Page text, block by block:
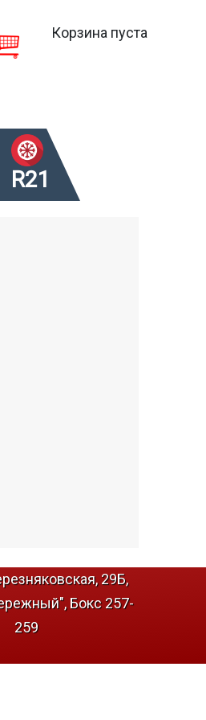
Корзина пуста
R21
29Б,
Бокс 257-
259